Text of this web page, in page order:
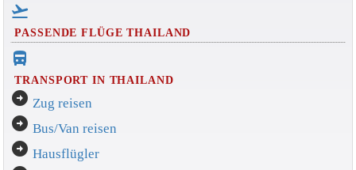
flight_takeoff
PASSENDE FLÜGE THAILAND
directions_bus_filled
TRANSPORT IN THAILAND
arrow_circle_right Zug reisen
arrow_circle_right Bus/Van reisen
arrow_circle_right Hausflügler